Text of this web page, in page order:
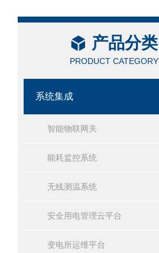
产品分类
PRODUCT CATEGORY
系统集成
智能物联网关
能耗监控系统
无线测温系统
安全用电管理云平台
变电所运维平台